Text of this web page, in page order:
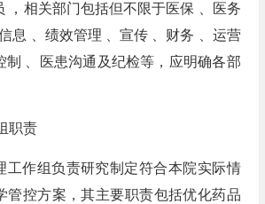
，相关部门包括但不限于医保 、医务
息 、绩效管理 、宣传 、财务 、运营
制 、医患沟通及纪检等，应明确各部
职责
工作组负责研究制定符合本院实际情
管控方案，其主要职责包括优化药品